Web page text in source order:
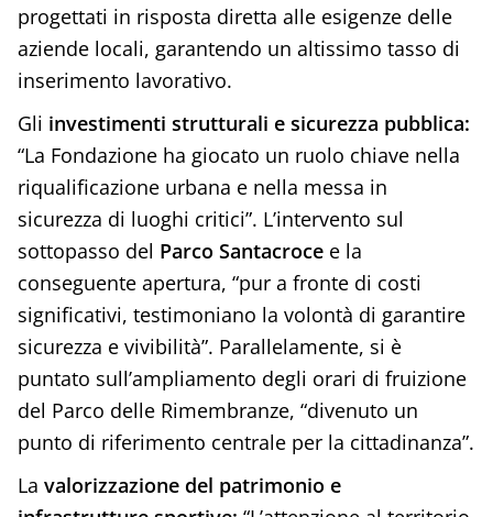
progettati in risposta diretta alle esigenze delle
aziende locali, garantendo un altissimo tasso di
inserimento lavorativo.
Gli investimenti strutturali e sicurezza pubblica:
“La Fondazione ha giocato un ruolo chiave nella
riqualificazione urbana e nella messa in
sicurezza di luoghi critici”. L’intervento sul
sottopasso del Parco Santacrocee la
conseguente apertura, “pur a fronte di costi
significativi, testimoniano la volontà di garantire
sicurezza e vivibilità”. Parallelamente, si è
puntato sull’ampliamento degli orari di fruizione
del Parco delle Rimembranze, “divenuto un
punto di riferimento centrale per la cittadinanza”.
La valorizzazione del patrimonio e